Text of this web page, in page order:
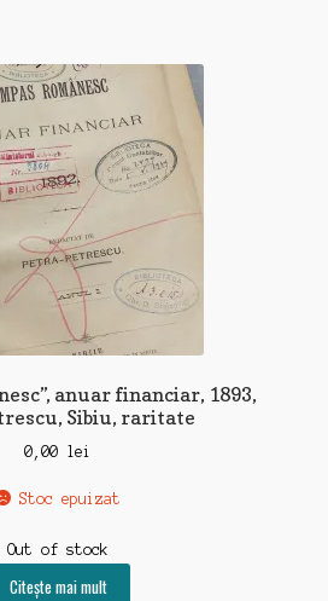
anuar financiar, 1893,
Sibiu, raritate
0,00 lei
Stoc epuizat
Out of stock
Citește mai mult